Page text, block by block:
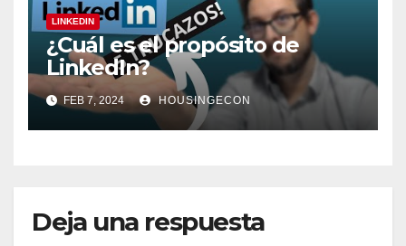
LINKEDIN
¿Cuál es el propósito de
LinkedIn?
FEB 7, 2024 HOUSINGECON
Deja una respuesta